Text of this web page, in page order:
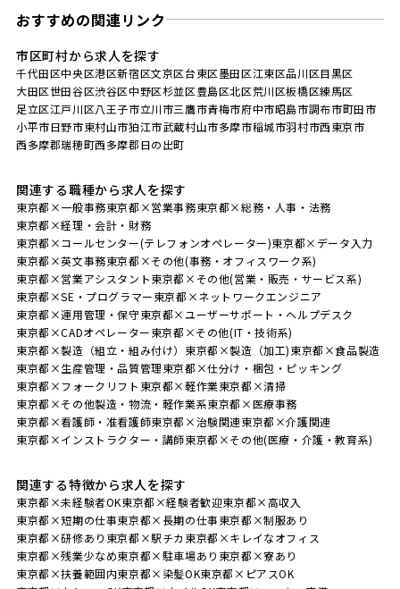
おすすめの関連リンク
市区町村から求人を探す
千代田区中央区港区新宿区文京区台東区墨田区江東区品川区目黒区
大田区世田谷区渋谷区中野区杉並区豊島区北区荒川区板橋区練馬区
足立区江戸川区八王子市立川市三鷹市青梅市府中市昭島市調布市町田市
小平市日野市東村山市狛江市武蔵村山市多摩市稲城市羽村市西東京市
西多摩郡瑞穂町西多摩郡日の出町
関連する職種から求人を探す
東京都×一般事務東京都×営業事務東京都×総務・人事・法務
東京都×経理・会計・財務
東京都×コールセンター(テレフォンオペレーター)東京都×データ入力
東京都×英文事務東京都×その他(事務・オフィスワーク系)
東京都×営業アシスタント東京都×その他(営業・販売・サービス系)
東京都×SE・プログラマー東京都×ネットワークエンジニア
東京都×運用管理・保守東京都×ユーザーサポート・ヘルプデスク
東京都×CADオペレーター東京都×その他(IT・技術系)
東京都×製造（組立・組み付け） 東京都×製造（加工)東京都×食品製造
東京都×生産管理・品質管理東京都×仕分け・梱包・ピッキング
東京都×フォークリフト 東京都×軽作業東京都×清掃
東京都×その他製造・物流・軽作業系東京都×医療事務
東京都×看護師・准看護師東京都×治験関連東京都×介護関連
東京都×インストラクター・講師東京都×その他(医療・介護・教育系)
関連する特徴から求人を探す
東京都×未経験者OK東京都×経験者歓迎東京都×高収入
東京都×短期の仕事東京都×長期の仕事東京都×制服あり
東京都×研修あり 東京都×駅チカ 東京都×キレイなオフィス
東京都×残業少なめ東京都×駐車場あり 東京都×寮あり
東京都×扶養範囲内東京都×染髪OK東京都×ピアスOK